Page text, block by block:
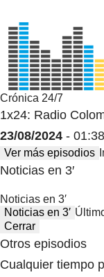
Crónica 24/7
1x24: Radio
23/08/2024 -
Ver más episodios
Noticias en 3′
Noticias en 3′
Noticias en 3′
Cerrar
Otros episodios
Cualquier tiempo